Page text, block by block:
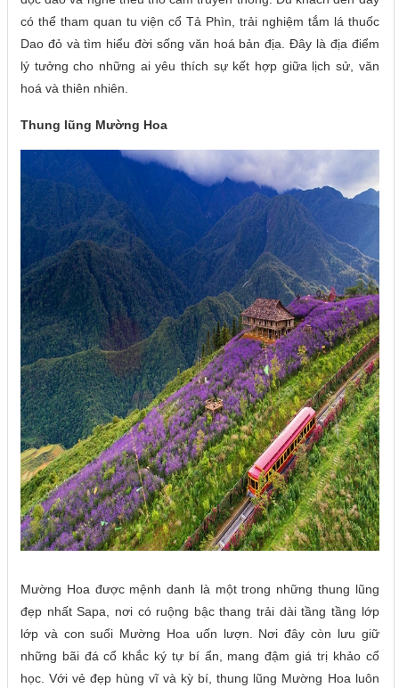
có thể tham quan tu viện cổ Tả Phìn, trải nghiệm tắm lá thuốc
Dao đỏ và tìm hiểu đời sống văn hoá bản địa. Đây là địa điểm
lý tưởng cho những ai yêu thích sự kết hợp giữa lịch sử, văn
hoá và thiên nhiên.
Thung lũng Mường Hoa
Mường Hoa được mệnh danh là một trong những thung lũng
đẹp nhất Sapa, nơi có ruộng bậc thang trải dài tầng tầng lớp
lớp và con suối Mường Hoa uốn lượn. Nơi đây còn lưu giữ
những bãi đá cổ khắc ký tự bí ẩn, mang đậm giá trị khảo cổ
học. Với vẻ đẹp hùng vĩ và kỳ bí, thung lũng Mường Hoa luôn